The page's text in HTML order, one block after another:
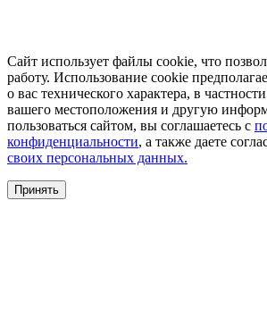
Сайт использует файлы cookie, что
работу. Использование cookie
о вас технического характера, в
вашего местоположения и другую
пользоваться сайтом, вы соглашаетесь с
конфиденциальности, а также даете
своих персональных данных.
Принять